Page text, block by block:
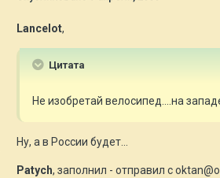
Lancelot,
Цитата
Не изобретай велосипед....на
Ну, а в России будет...
Patych, заполнил - отправил с